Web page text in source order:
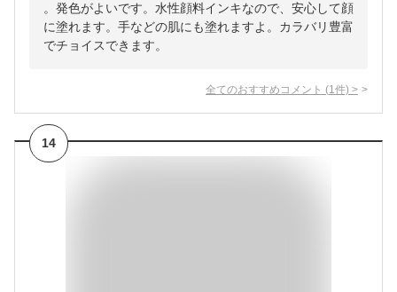
。発色がよいです。水性顔料インキなので、安心して顔
に塗れます。手などの肌にも塗れますよ。カラバリ豊富
でチョイスできます。
全てのおすすめコメント (1 件) >
14